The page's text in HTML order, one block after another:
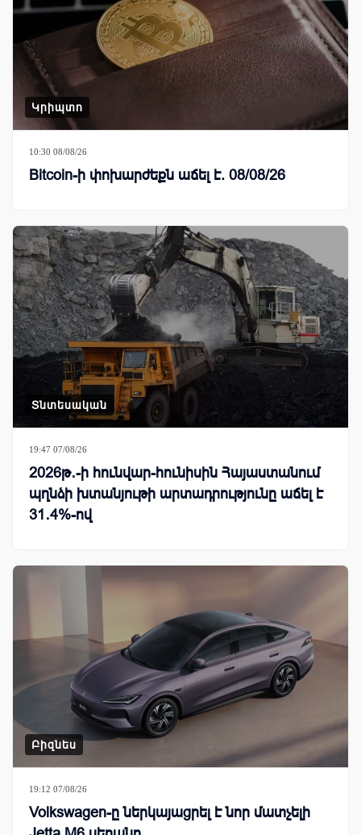
Կրիպտո
10:30 08/08/26
Bitcoin-ի փոխարժեքն աճել է. 08/08/26
Տնտեսական
19:47 07/08/26
2026թ․-ի հունվար-հունիսին Հայաստանում
պղնձի խտանյութի արտադրությունը աճել է
31․4%-ով
Բիզնես
19:12 07/08/26
Volkswagen-ը ներկայացրել է նոր մատչելի